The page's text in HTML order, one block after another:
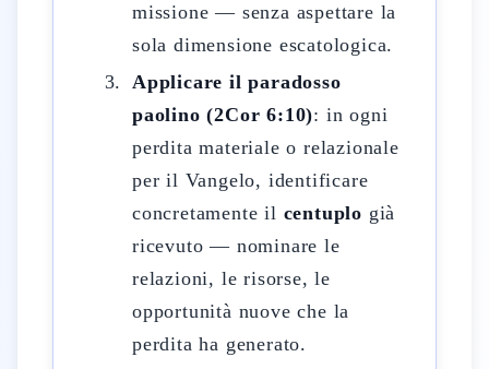
missione — senza aspettare la
sola dimensione escatologica.
Applicare il paradosso
paolino (2Cor 6:10): in ogni
perdita materiale o relazionale
per il Vangelo, identificare
concretamente il centuplo già
ricevuto — nominare le
relazioni, le risorse, le
opportunità nuove che la
perdita ha generato.